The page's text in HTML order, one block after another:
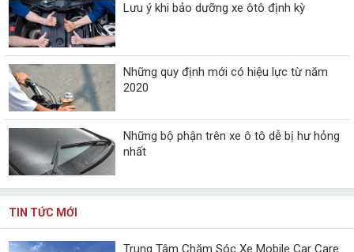
Lưu ý khi bảo dưỡng xe ôtô định kỳ
Những quy định mới có hiệu lực từ năm
2020
Những bộ phận trên xe ô tô dễ bị hư hỏng
nhất
TIN TỨC MỚI
Trung Tâm Chăm Sóc Xe Mobile Car Care